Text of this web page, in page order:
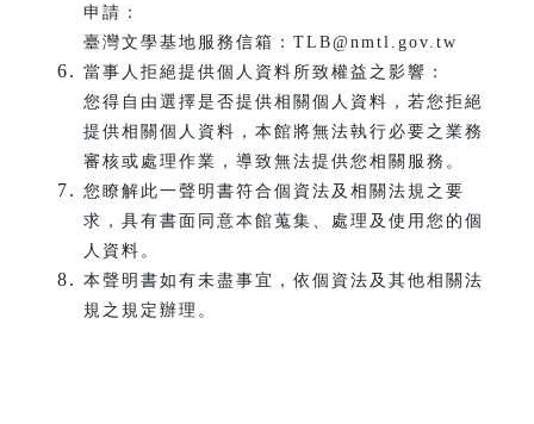
申請：
臺灣文學基地服務信箱：TLB@nmtl.gov.tw
當事人拒絕提供個人資料所致權益之影響：
您得自由選擇是否提供相關個人資料，若您拒絕
提供相關個人資料，本館將無法執行必要之業務
審核或處理作業，導致無法提供您相關服務。
您瞭解此一聲明書符合個資法及相關法規之要
求，具有書面同意本館蒐集、處理及使用您的個
人資料。
本聲明書如有未盡事宜，依個資法及其他相關法
規之規定辦理。